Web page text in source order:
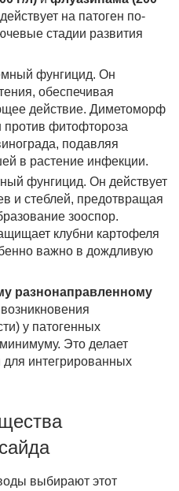
на патоген по-
стадии развития
фунгицид. Он
обеспечивая
действие. Диметоморф
фитофтороза
подавляя
в растение инфекции.
фунгицид. Он действует
и стеблей, предотвращая
зооспор.
клубни картофеля
важно в дождливую
разнонаправленному
у патогенных
Это делает
интегрированных
выбирают этот